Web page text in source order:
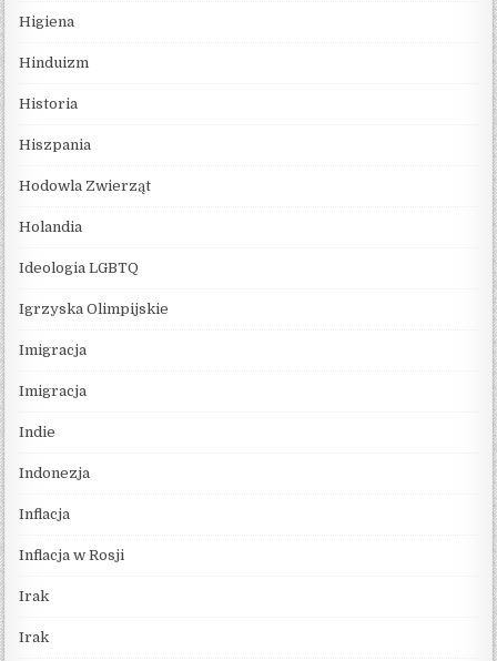
Higiena
Hinduizm
Historia
Hiszpania
Hodowla Zwierząt
Holandia
Ideologia LGBTQ
Igrzyska Olimpijskie
Imigracja
Imigracja
Indie
Indonezja
Inflacja
Inflacja w Rosji
Irak
Irak